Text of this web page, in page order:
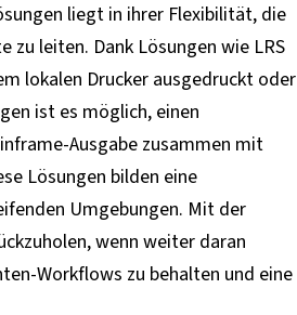
liegt in ihrer Flexibilität, die
zu leiten. Dank Lösungen wie LRS
lokalen Drucker ausgedruckt oder
ist es möglich, einen
Ausgabe zusammen mit
Lösungen bilden eine
Umgebungen. Mit der
wenn weiter daran
Workflows zu behalten und eine